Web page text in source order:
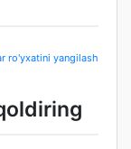
ro'yxatini yangilash